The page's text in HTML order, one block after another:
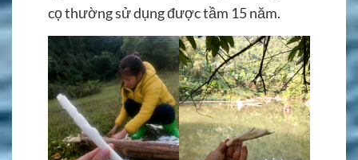
cọ thường sử dụng được tầm 15 năm.